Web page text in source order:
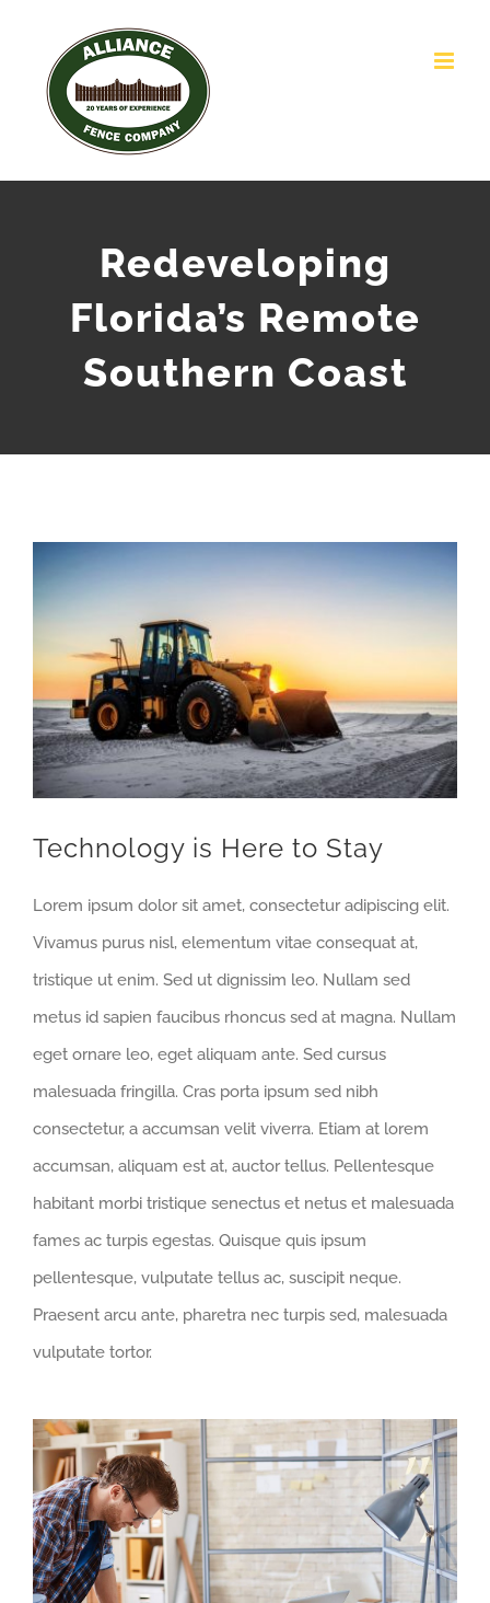
content
Redeveloping
Florida’s Remote
Southern Coast
Larger
Technology is Here to Stay
Lorem ipsum dolor sit amet, consectetur adipiscing elit.
Vivamus purus nisl, elementum vitae consequat at,
tristique ut enim. Sed ut dignissim leo. Nullam sed
metus id sapien faucibus rhoncus sed at magna. Nullam
eget ornare leo, eget aliquam ante. Sed cursus
malesuada fringilla. Cras porta ipsum sed nibh
consectetur, a accumsan velit viverra. Etiam at lorem
accumsan, aliquam est at, auctor tellus. Pellentesque
habitant morbi tristique senectus et netus et malesuada
fames ac turpis egestas. Quisque quis ipsum
pellentesque, vulputate tellus ac, suscipit neque.
Praesent arcu ante, pharetra nec turpis sed, malesuada
vulputate tortor.